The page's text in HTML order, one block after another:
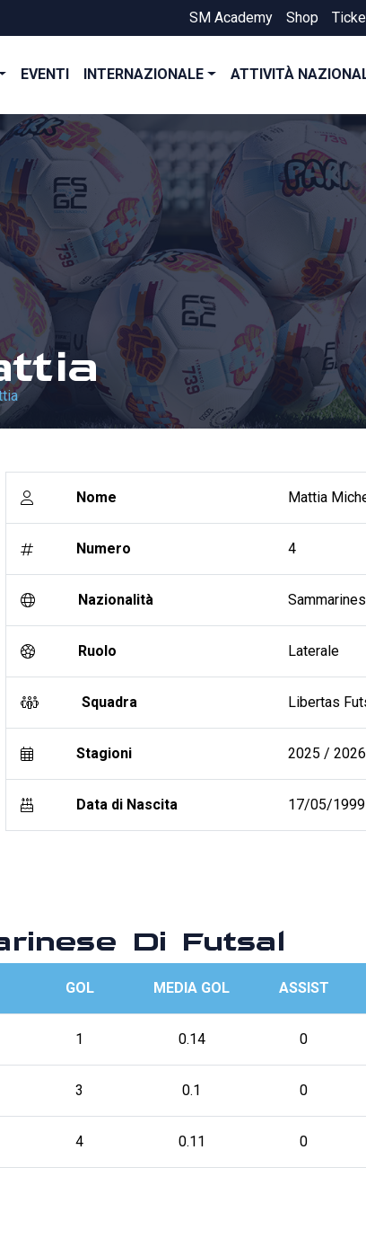
SM Academy Shop
EVENTI INTERNAZIONALE ATTIVITÀ
Nome Mattia
Numero 4
Nazionalità
Ruolo Laterale
Squadra Libertas
Stagioni 2025 /
Data di Nascita 17/05/1999
Di Futsal
GOL MEDIA GOL ASSIST
1 0.14 0
3 0.1 0
4 0.11 0